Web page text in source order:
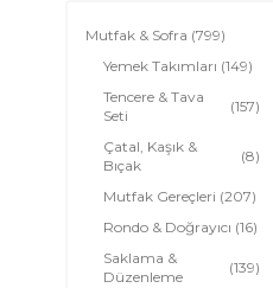
Mutfak & Sofra (799)
Yemek Takımları (149)
Tencere & Tava
Seti
(157)
Çatal, Kaşık &
Bıçak
(8)
Mutfak Gereçleri (207)
Rondo & Doğrayıcı (16)
Saklama &
Düzenleme
(139)